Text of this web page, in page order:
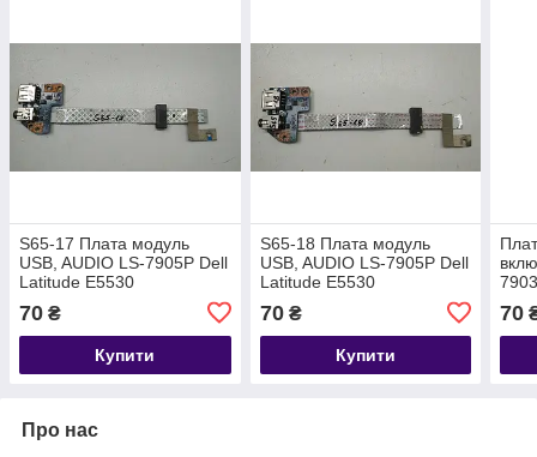
S65-17 Плата модуль
USB, AUDIO LS-7905P Dell
Latitude E5530
70 ₴
Купити
S65-18 Плата модуль
USB, AUDIO LS-7905P Dell
Latitude E5530
70₴
Купити
70
Про нас